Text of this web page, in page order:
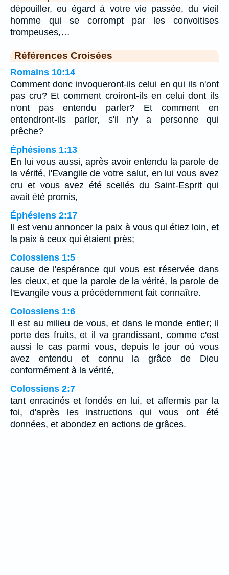
dépouiller, eu égard à votre vie passée, du vieil
homme qui se corrompt par les convoitises
trompeuses,…
Références Croisées
Romains 10:14
Comment donc invoqueront-ils celui en qui ils n'ont
pas cru? Et comment croiront-ils en celui dont ils
n'ont pas entendu parler? Et comment en
entendront-ils parler, s'il n'y a personne qui
prêche?
Éphésiens 1:13
En lui vous aussi, après avoir entendu la parole de
la vérité, l'Evangile de votre salut, en lui vous avez
cru et vous avez été scellés du Saint-Esprit qui
avait été promis,
Éphésiens 2:17
Il est venu annoncer la paix à vous qui étiez loin, et
la paix à ceux qui étaient près;
Colossiens 1:5
cause de l'espérance qui vous est réservée dans
les cieux, et que la parole de la vérité, la parole de
l'Evangile vous a précédemment fait connaître.
Colossiens 1:6
Il est au milieu de vous, et dans le monde entier; il
porte des fruits, et il va grandissant, comme c'est
aussi le cas parmi vous, depuis le jour où vous
avez entendu et connu la grâce de Dieu
conformément à la vérité,
Colossiens 2:7
tant enracinés et fondés en lui, et affermis par la
foi, d'après les instructions qui vous ont été
données, et abondez en actions de grâces.